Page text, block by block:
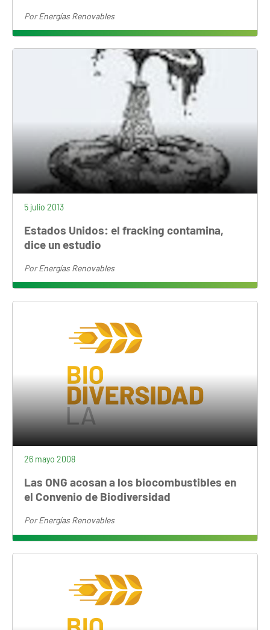
PorEnergías Renovables
5 julio 2013
Estados Unidos: el fracking contamina,
dice un estudio
PorEnergías Renovables
26 mayo 2008
Las ONG acosan a los biocombustibles en
el Convenio de Biodiversidad
PorEnergías Renovables